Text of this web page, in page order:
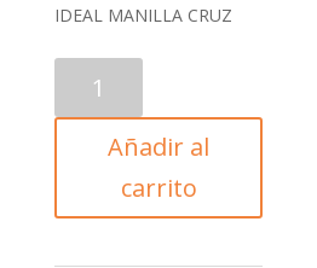
IDEAL MANILLA CRUZ
C50104
cantidad
Añadir al
carrito